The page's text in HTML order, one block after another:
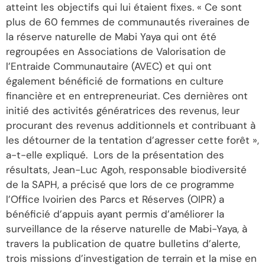
atteint les objectifs qui lui étaient fixes. « Ce sont
plus de 60 femmes de communautés riveraines de
la réserve naturelle de Mabi Yaya qui ont été
regroupées en Associations de Valorisation de
l’Entraide Communautaire (AVEC) et qui ont
également bénéficié de formations en culture
financière et en entrepreneuriat. Ces dernières ont
initié des activités génératrices des revenus, leur
procurant des revenus additionnels et contribuant à
les détourner de la tentation d’agresser cette forêt »,
a-t-elle expliqué. Lors de la présentation des
résultats, Jean-Luc Agoh, responsable biodiversité
de la SAPH, a précisé que lors de ce programme
l’Office Ivoirien des Parcs et Réserves (OIPR) a
bénéficié d’appuis ayant permis d’améliorer la
surveillance de la réserve naturelle de Mabi-Yaya, à
travers la publication de quatre bulletins d’alerte,
trois missions d’investigation de terrain et la mise en